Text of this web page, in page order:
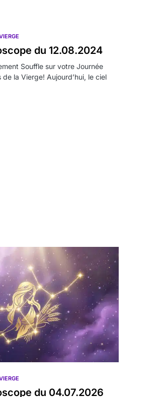
du 12.08.2024
Souffle sur votre Journée
de la Vierge! Aujourd’hui, le ciel
du 04.07.2026